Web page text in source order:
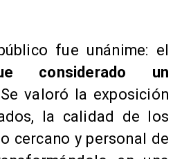
fue unánime: el
considerado un
valoró la exposición
la calidad de los
cercano y personal de